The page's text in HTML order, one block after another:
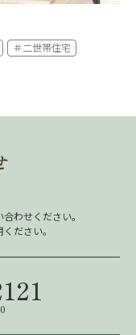
＃二世帯住宅
わせください。
ださい。